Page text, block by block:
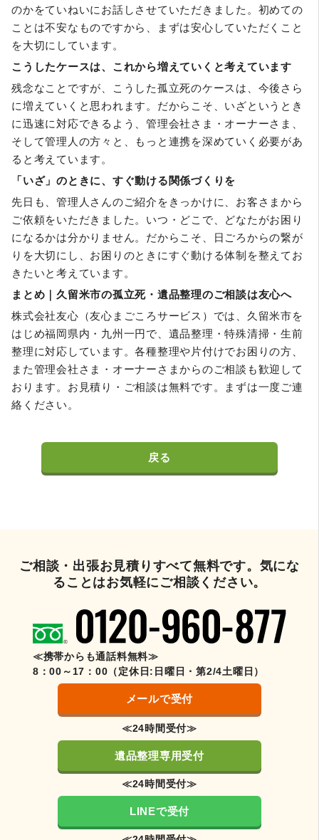
のかをていねいにお話しさせていただきました。初めての
ことは不安なものですから、まずは安心していただくこと
を大切にしています。
こうしたケースは、これから増えていくと考えています
残念なことですが、こうした孤立死のケースは、今後さら
に増えていくと思われます。だからこそ、いざというとき
に迅速に対応できるよう、管理会社さま・オーナーさま、
そして管理人の方々と、もっと連携を深めていく必要があ
ると考えています。
「いざ」のときに、すぐ動ける関係づくりを
先日も、管理人さんのご紹介をきっかけに、お客さまから
ご依頼をいただきました。いつ・どこで、どなたがお困り
になるかは分かりません。だからこそ、日ごろからの繋が
りを大切にし、お困りのときにすぐ動ける体制を整えてお
きたいと考えています。
まとめ｜久留米市の孤立死・遺品整理のご相談は友心へ
株式会社友心（友心まごころサービス）では、久留米市を
はじめ福岡県内・九州一円で、遺品整理・特殊清掃・生前
整理に対応しています。各種整理や片付けでお困りの方、
また管理会社さま・オーナーさまからのご相談も歓迎して
おります。お見積り・ご相談は無料です。まずは一度ご連
絡ください。
戻る
ご相談・出張お見積りすべて無料です。気にな
ることはお気軽にご相談ください。
≪携帯からも通話料無料≫
8：00～17：00（定休日:日曜日・第2/4土曜日）
メールで受付
≪24時間受付≫
遺品整理専用受付
≪24時間受付≫
LINEで受付